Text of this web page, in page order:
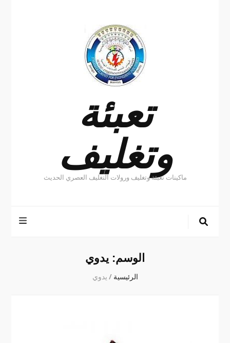
تعبئة
وتغليف
ماكينات تعبئة وتغليف ورولات التغليف العصري الحديث
الوسم: يدوي
الرئيسية / يدوي